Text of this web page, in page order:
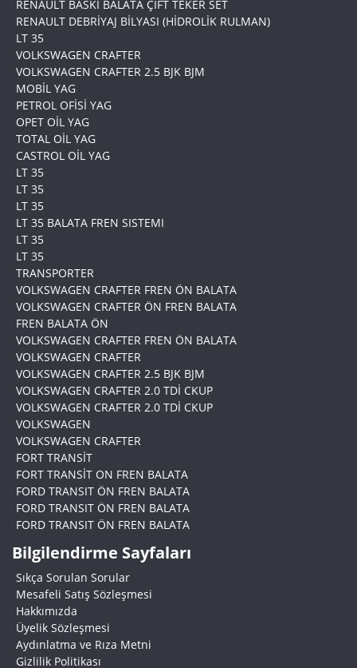
RENAULT BASKI BALATA ÇİFT TEKER SET
RENAULT DEBRİYAJ BİLYASI (HİDROLİK RULMAN)
LT 35
VOLKSWAGEN CRAFTER
VOLKSWAGEN CRAFTER 2.5 BJK BJM
MOBİL YAG
PETROL OFİSİ YAG
OPET OİL YAG
TOTAL OİL YAG
CASTROL OİL YAG
LT 35
LT 35
LT 35
LT 35 BALATA FREN SISTEMI
LT 35
LT 35
TRANSPORTER
VOLKSWAGEN CRAFTER FREN ÖN BALATA
VOLKSWAGEN CRAFTER ÖN FREN BALATA
FREN BALATA ÖN
VOLKSWAGEN CRAFTER FREN ÖN BALATA
VOLKSWAGEN CRAFTER
VOLKSWAGEN CRAFTER 2.5 BJK BJM
VOLKSWAGEN CRAFTER 2.0 TDİ CKUP
VOLKSWAGEN CRAFTER 2.0 TDİ CKUP
VOLKSWAGEN
VOLKSWAGEN CRAFTER
FORT TRANSİT
FORT TRANSİT ON FREN BALATA
FORD TRANSIT ÖN FREN BALATA
FORD TRANSIT ÖN FREN BALATA
FORD TRANSIT ÖN FREN BALATA
Bilgilendirme Sayfaları
Sıkça Sorulan Sorular
Mesafeli Satış Sözleşmesi
Hakkımızda
Üyelik Sözleşmesi
Aydınlatma ve Rıza Metni
Gizlilik Politikası